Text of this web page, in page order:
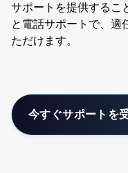
サポートを提供するこ
と電話サポートで、適
ただけます。
今すぐサポートを